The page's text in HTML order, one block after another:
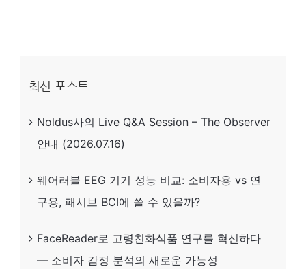
우
아
이
문
최신 포스트
Noldus사의 Live Q&A Session – The Observer
안내 (2026.07.16)
웨어러블 EEG 기기 성능 비교: 소비자용 vs 연
구용, 패시브 BCI에 쓸 수 있을까?
FaceReader로 고령친화식품 연구를 혁신하다
— 소비자 감정 분석의 새로운 가능성